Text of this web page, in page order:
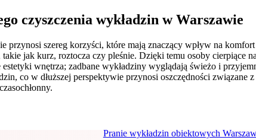
czyszczenia wykładzin w Warszawie
przynosi szereg korzyści, które mają znaczący wpływ na
jak kurz, roztocza czy pleśnie. Dzięki temu osoby cierpiące
wnętrza; zadbane wykładziny wyglądają świeżo i
co w dłuższej perspektywie przynosi oszczędności
Pranie wykładzin obiektowych